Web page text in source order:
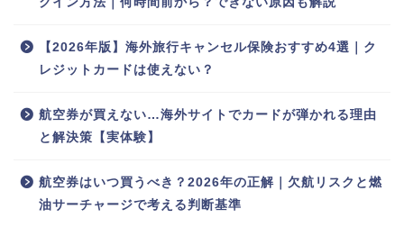
【2026年版】海外旅行キャンセル保険おすすめ4選｜ク
レジットカードは使えない？
航空券が買えない…海外サイトでカードが弾かれる理由
と解決策【実体験】
航空券はいつ買うべき？2026年の正解｜欠航リスクと燃
油サーチャージで考える判断基準